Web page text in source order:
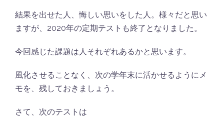
結果を出せた人、悔しい思いをした人。様々だと思い
ますが、2020年の定期テストも終了となりました。
今回感じた課題は人それぞれあるかと思います。
風化させることなく、次の学年末に活かせるようにメ
モを、残しておきましょう。
さて、次のテストは